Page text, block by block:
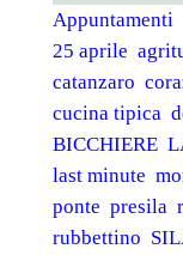
Appuntamenti
25 aprile
catanzaro
cucina tipica
BICCHIERE
last minute
ponte presila
rubbettino